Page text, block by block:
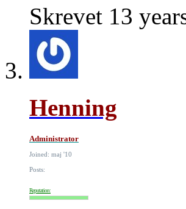
Skrevet 13
Henning
Administrator
Joined: maj '10
Posts:
Reputation: